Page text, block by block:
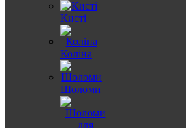
Кисті
Коліна
Шоломи